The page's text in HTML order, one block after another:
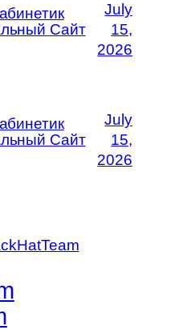
Сайт
July
15,
2026
Сайт
July
15,
2026